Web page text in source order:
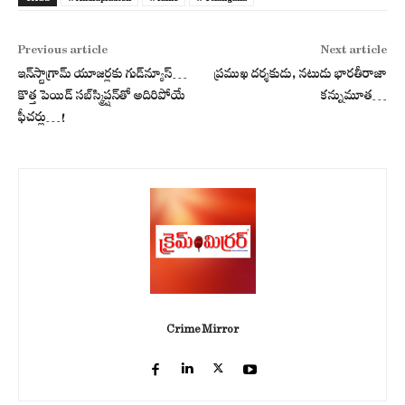
Previous article
ఇన్‌స్టాగ్రామ్ యూజర్లకు గుడ్‌న్యూస్…
కొత్త పెయిడ్ సబ్‌స్క్రిప్షన్‌తో అదిరిపోయే
ఫీచర్లు…!
Next article
ప్ర‌ముఖ ద‌ర్శ‌కుడు, న‌టుడు భార‌తీరాజా
క‌న్నుమూత‌…
Crime Mirror